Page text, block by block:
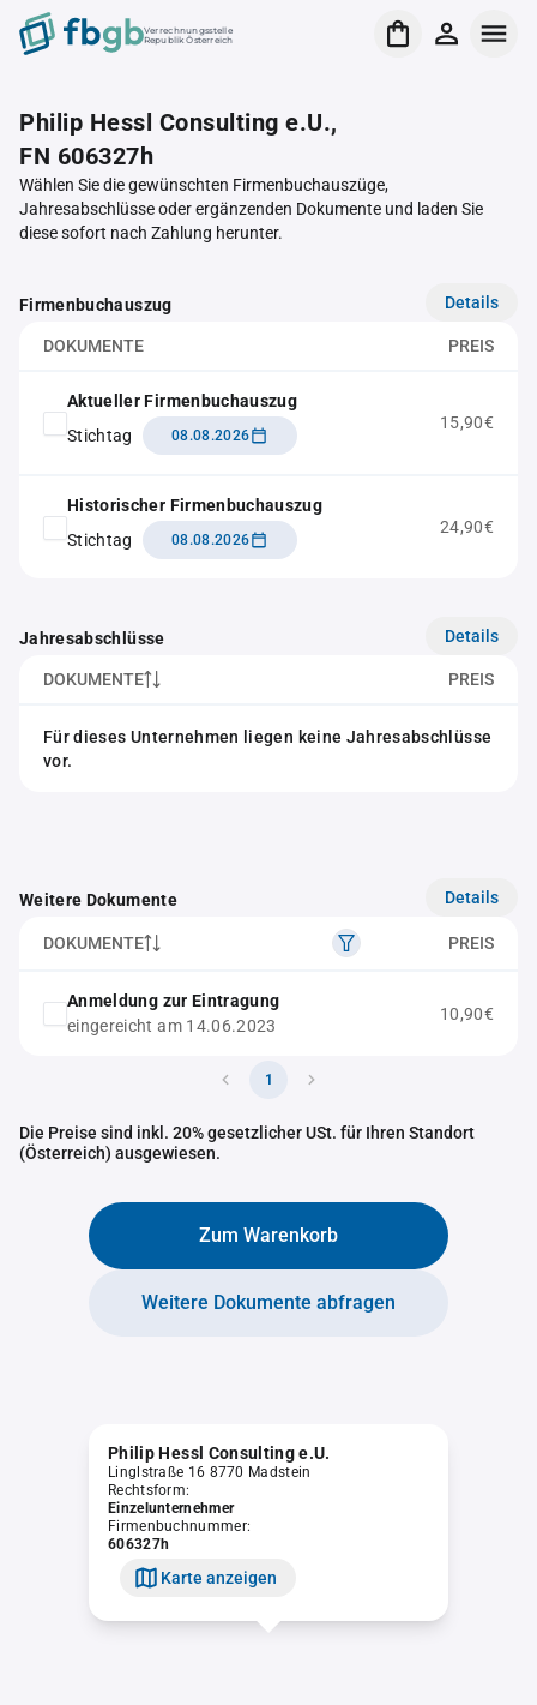
Verrechnungsstelle
Republik Österreich
Philip Hessl Consulting e.U.,
FN 606327h
Wählen Sie die gewünschten Firmenbuchauszüge,
Jahresabschlüsse oder ergänzenden Dokumente und laden Sie
diese sofort nach Zahlung herunter.
Firmenbuchauszug Details
DOKUMENTE PREIS
Aktueller Firmenbuchauszug
Stichtag
08.08.2026
15,90€
Historischer Firmenbuchauszug
Stichtag
08.08.2026
24,90€
Jahresabschlüsse Details
DOKUMENTE PREIS
Für dieses Unternehmen liegen keine Jahresabschlüsse
vor.
Weitere Dokumente Details
DOKUMENTE PREIS
Anmeldung zur Eintragung
eingereicht am 14.06.2023
10,90€
1
Die Preise sind inkl. 20% gesetzlicher USt. für Ihren Standort
(Österreich) ausgewiesen.
Zum Warenkorb
Weitere Dokumente abfragen
Philip Hessl Consulting e.U.
Linglstraße 16 8770 Madstein
Rechtsform:
Einzelunternehmer
Firmenbuchnummer:
606327h
Karte anzeigen